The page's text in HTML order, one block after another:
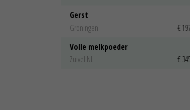
Gerst
Groningen
€
Volle melkpoeder
Zuivel NL
€